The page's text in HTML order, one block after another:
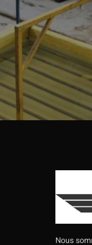
Nous